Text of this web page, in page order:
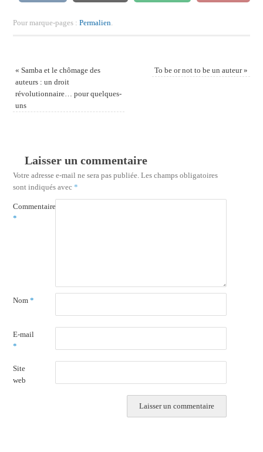
Pour marque-pages : Permalien
« Samba et le chômage des
auteurs : un droit
révolutionnaire… pour quelques-
uns
To be or not to be un auteur»
Laisser un commentaire
Votre adresse e-mail ne sera pas publiée. Les champs obligatoires
sont indiqués avec *
Commentaire
*
Nom *
E-mail
*
Site
web